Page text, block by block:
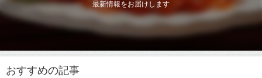
最新情報をお届けします
おすすめの記事